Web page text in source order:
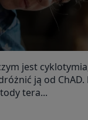
jest
ją od ChAD.
tera...